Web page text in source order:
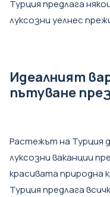
Турция предлага
луксозни уелнес
Идеалният
пътуване
Растежът на Турция
луксозни ваканции
красивата природна
Турция предлага